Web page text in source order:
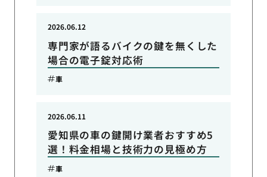
専門家が語るバイクの鍵を無くした
場合の電子錠対応術
2026.06.12
車
愛知県の車の鍵開け業者おすすめ5
選！料金相場と技術力の見極め方
2026.06.11
車